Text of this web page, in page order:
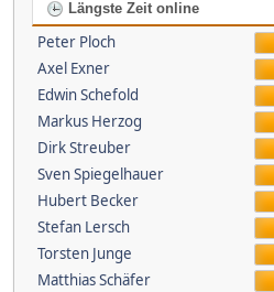
Längste Zeit online
Peter Ploch
Axel Exner
Edwin Schefold
Markus Herzog
Dirk Streuber
Sven Spiegelhauer
Hubert Becker
Stefan Lersch
Torsten Junge
Matthias Schäfer